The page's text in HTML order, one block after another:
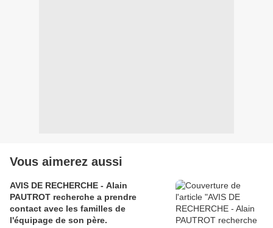
Vous aimerez aussi
AVIS DE RECHERCHE - Alain
PAUTROT recherche a prendre
contact avec les familles de
l'équipage de son père.